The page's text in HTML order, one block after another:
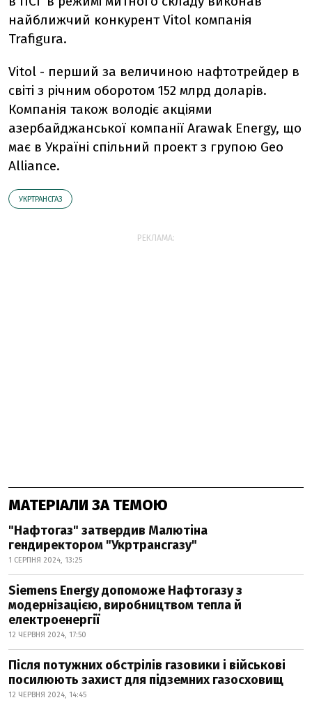
найближчий конкурент Vitol компанія
Trafigura.
Vitol - перший за величиною нафтотрейдер в
світі з річним оборотом 152 млрд доларів.
Компанія також володіє акціями
азербайджанської компанії Arawak Energy, що
має в Україні спільний проект з групою Geo
Alliance.
УКРТРАНСГАЗ
РЕКЛАМА:
МАТЕРІАЛИ ЗА ТЕМОЮ
"Нафтогаз" затвердив Малютіна
гендиректором "Укртрансгазу"
1 СЕРПНЯ 2024, 13:25
Siemens Energy допоможе Нафтогазу з
модернізацією, виробництвом тепла й
електроенергії
12 ЧЕРВНЯ 2024, 17:50
Після потужних обстрілів газовики і військові
посилюють захист для підземних газосховищ
12 ЧЕРВНЯ 2024, 14:45